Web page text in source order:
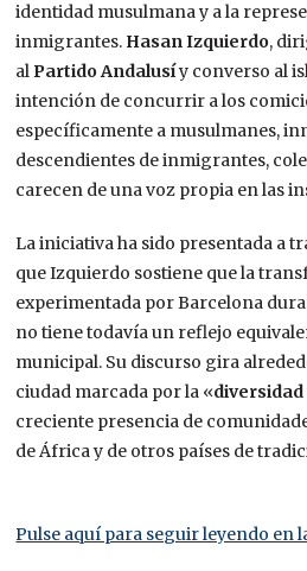
identidad musulmana y a la
inmigrantes. Hasan Izquierdo,
al Partido Andalusíy converso al
intención de concurrir a los
específicamente a musulmanes,
descendientes de inmigrantes,
carecen de una voz propia en las
La iniciativa ha sido presentada a
que Izquierdo sostiene que la
experimentada por Barcelona
no tiene todavía un reflejo
municipal. Su discurso gira
ciudad marcada por la «
creciente presencia de
de África y de otros países de
Pulse aquí para seguir leyendo en